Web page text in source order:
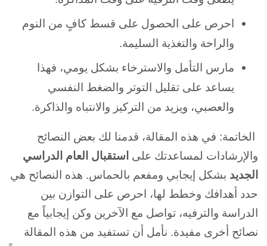
احرص على الحصول على قسط كافٍ من النوم
والراحة والتغذية السليمة.
مارس التأمل والاسترخاء بشكل يومي، فهذا
يساعد على تقليل التوتر والضغط النفسي
والعصبي، ويزيد من التركيز والانتباه والذاكرة.
الخاتمة: في هذه المقالة، قدمنا لك بعض النصائح
والإرشادات لمساعدتك على استقبال العام الدراسي
الجديد بشكل إيجابي ومفعم بالحماس. هذه النصائح هي
حدد أهدافك وخطط لها، احرص على التوازن بين
الدراسة والترفيه، تواصل مع الآخرين وكن إيجابياً مع
نصائح أخرى مفيدة. نأمل أن تستفيد من هذه المقالة